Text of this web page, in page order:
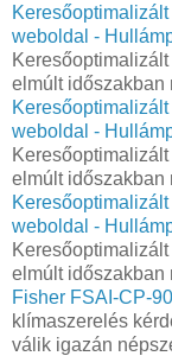
weboldal -
elmúlt időszakban
weboldal -
elmúlt időszakban
weboldal -
elmúlt időszakban
Fisher FSAI-CP-
klímaszerelés
válik igazán